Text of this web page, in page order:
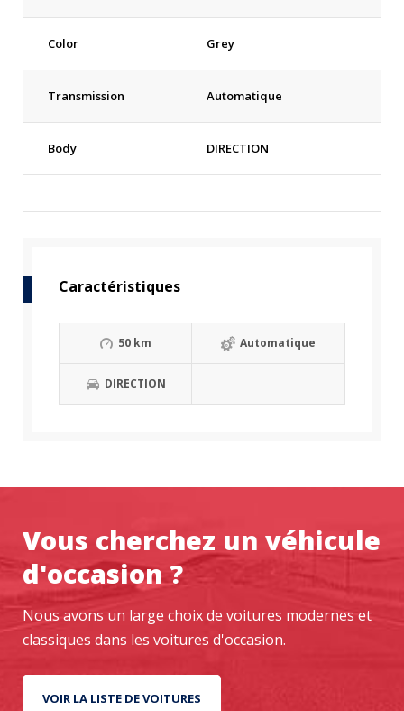
Color Grey
Transmission Automatique
Body DIRECTION
Caractéristiques
50 km Automatique
DIRECTION
Vous cherchez un véhicule
d'occasion ?
Nous avons un large choix de voitures modernes et
classiques dans les voitures d'occasion.
VOIR LA LISTE DE VOITURES